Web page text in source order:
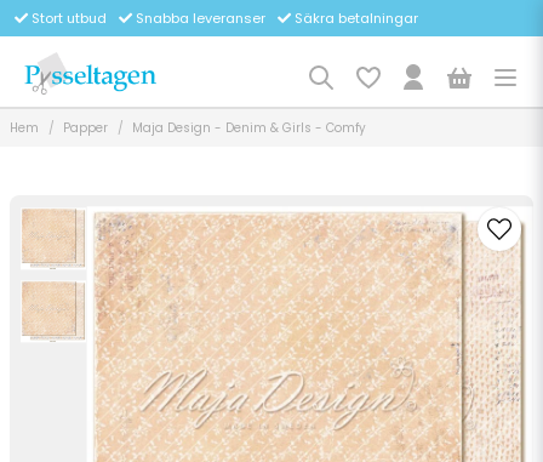
Stort utbud Snabba leveranser Säkra betalningar
Hem Papper Maja Design - Denim & Girls - Comfy